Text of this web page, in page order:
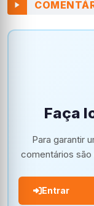
Faça
Para garantir
comentários
Entrar